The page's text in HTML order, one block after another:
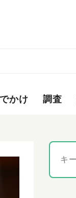
かけ 調査